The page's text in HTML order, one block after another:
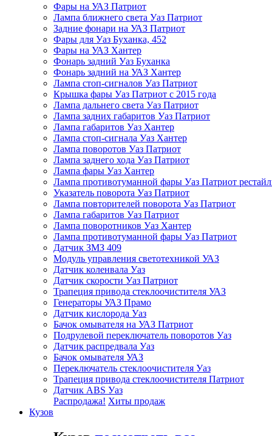
Фары на УАЗ Патриот
Лампа ближнего света Уаз Патриот
Задние фонари на УАЗ Патриот
Фары для Уаз Буханка, 452
Фары на УАЗ Хантер
Фонарь задний Уаз Буханка
Фонарь задний на УАЗ Хантер
Лампа стоп-сигналов Уаз Патриот
Крышка фары Уаз Патриот с 2015 года
Лампа дальнего света Уаз Патриот
Лампа задних габаритов Уаз Патриот
Лампа габаритов Уаз Хантер
Лампа стоп-сигнала Уаз Хантер
Лампа поворотов Уаз Патриот
Лампа заднего хода Уаз Патриот
Лампа фары Уаз Хантер
Лампа противотуманной фары Уаз Патриот
Указатель поворота Уаз Патриот
Лампа повторителей поворота Уаз Патриот
Лампа габаритов Уаз Патриот
Лампа поворотников Уаз Хантер
Лампа противотуманной фары Уаз Патриот
Датчик ЗМЗ 409
Модуль управления светотехникой УАЗ
Датчик коленвала Уаз
Датчик скорости Уаз Патриот
Трапеция привода стеклоочистителя УАЗ
Генераторы УАЗ Прамо
Датчик кислорода Уаз
Бачок омывателя на УАЗ Патриот
Подрулевой переключатель поворотов Уаз
Датчик распредвала Уаз
Бачок омывателя УАЗ
Переключатель стеклоочистителя Уаз
Трапеция привода стеклоочистителя Патриот
Датчик ABS Уаз
Распродажа! Хиты продаж
Кузов